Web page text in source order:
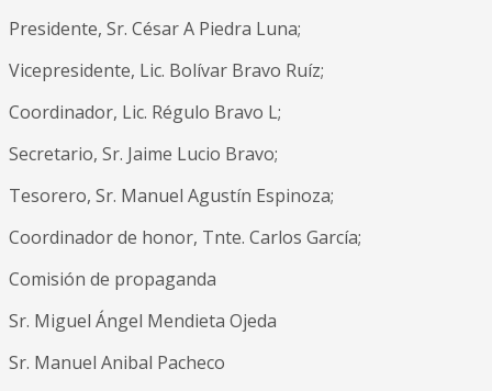
Presidente, Sr. César A Piedra Luna;
Vicepresidente, Lic. Bolívar Bravo Ruíz;
Coordinador, Lic. Régulo Bravo L;
Secretario, Sr. Jaime Lucio Bravo;
Tesorero, Sr. Manuel Agustín Espinoza;
Coordinador de honor, Tnte. Carlos García;
Comisión de propaganda
Sr. Miguel Ángel Mendieta Ojeda
Sr. Manuel Anibal Pacheco